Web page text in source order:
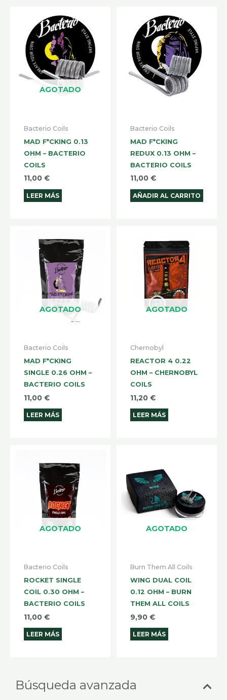
Búsqueda avanzada
una
AGOTADO
Bacterio Coils
MAD F*CKING 0.13
OHM – BACTERIO
COILS
11,00 €
LEER MÁS
Bacterio Coils
MAD F*CKING
REDUX 0.13 OHM –
BACTERIO COILS
11,00 €
AÑADIR AL CARRITO
AGOTADO
Bacterio Coils
MAD F*CKING
SINGLE 0.26 OHM –
BACTERIO COILS
11,00 €
LEER MÁS
AGOTADO
Chernobyl
REACTOR 4 0.22
OHM – CHERNOBYL
COILS
11,20 €
LEER MÁS
AGOTADO
Bacterio Coils
ROCKET SINGLE
COIL 0.30 OHM –
BACTERIO COILS
11,00 €
LEER MÁS
AGOTADO
Burn Them All Coils
WING DUAL COIL
0.12 OHM – BURN
THEM ALL COILS
9,90 €
LEER MÁS